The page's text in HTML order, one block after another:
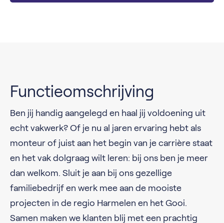
Functieomschrijving
Ben jij handig aangelegd en haal jij voldoening uit
echt vakwerk? Of je nu al jaren ervaring hebt als
monteur of juist aan het begin van je carrière staat
en het vak dolgraag wilt leren: bij ons ben je meer
dan welkom. Sluit je aan bij ons gezellige
familiebedrijf en werk mee aan de mooiste
projecten in de regio Harmelen en het Gooi.
Samen maken we klanten blij met een prachtig